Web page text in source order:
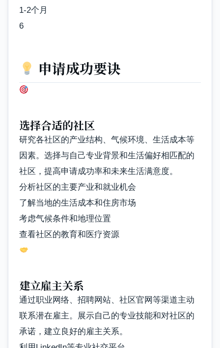
1-2个月
6
申请成功要诀
选择合适的社区
研究各社区的产业结构、气候环境、生活成本等
因素。选择与自己专业背景和生活偏好相匹配的
社区，提高申请成功率和未来生活满意度。
分析社区的主要产业和就业机会
了解当地的生活成本和住房市场
考虑气候条件和地理位置
查看社区的教育和医疗资源
建立雇主关系
通过职业网络、招聘网站、社区官网等渠道主动
联系潜在雇主。展示自己的专业技能和对社区的
承诺，建立良好的雇主关系。